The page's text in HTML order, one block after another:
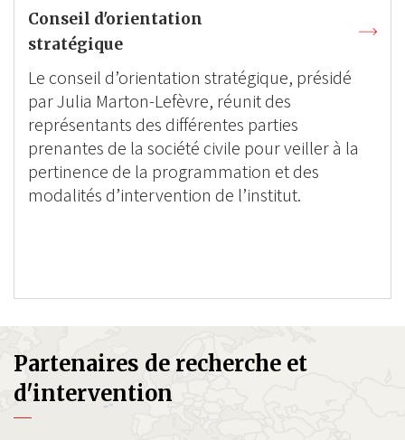
Conseil d'orientation
stratégique
Le conseil d’orientation stratégique, présidé
par Julia Marton-Lefèvre, réunit des
représentants des différentes parties
prenantes de la société civile pour veiller à la
pertinence de la programmation et des
modalités d’intervention de l’institut.
Partenaires de recherche et
d'intervention